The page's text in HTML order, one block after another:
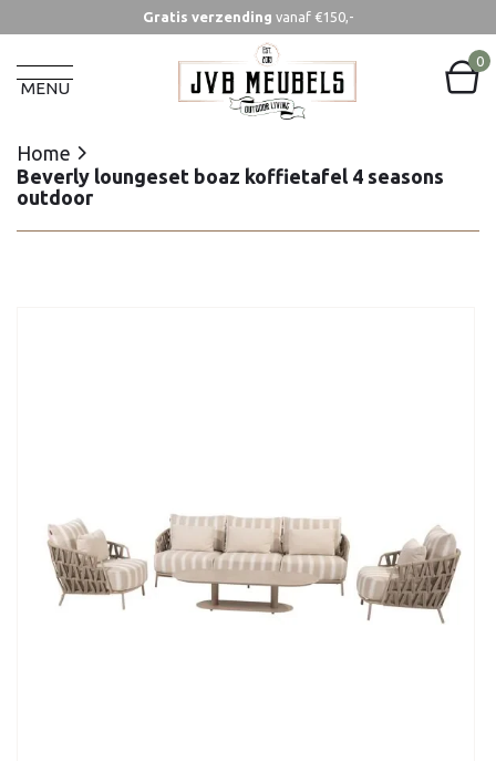
Gratis verzending vanaf €150,-
MENU
0
Home
Beverly loungeset boaz koffietafel 4 seasons
outdoor
Home
Beverly loungeset boaz koffietafel 4 seasons
outdoor